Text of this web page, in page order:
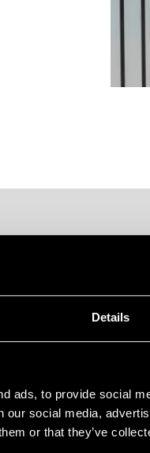
Details
ads, to provide social
our social media,
or that they’ve